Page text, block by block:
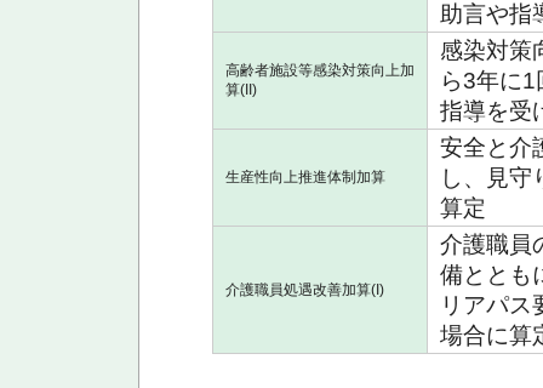
助言や指
高齢者施設等感染対策向上加
算(II)
感染対策
ら3年に
指導を受
生産性向上推進体制加算
安全と介
し、見守
算定
介護職員処遇改善加算(I)
介護職員
備ととも
リアパス
場合に算